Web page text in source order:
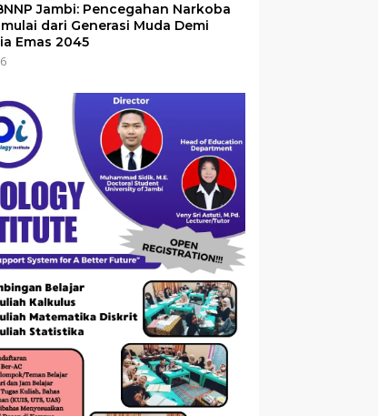
Jambi: Pencegahan Narkoba
dari Generasi Muda Demi
Emas 2045